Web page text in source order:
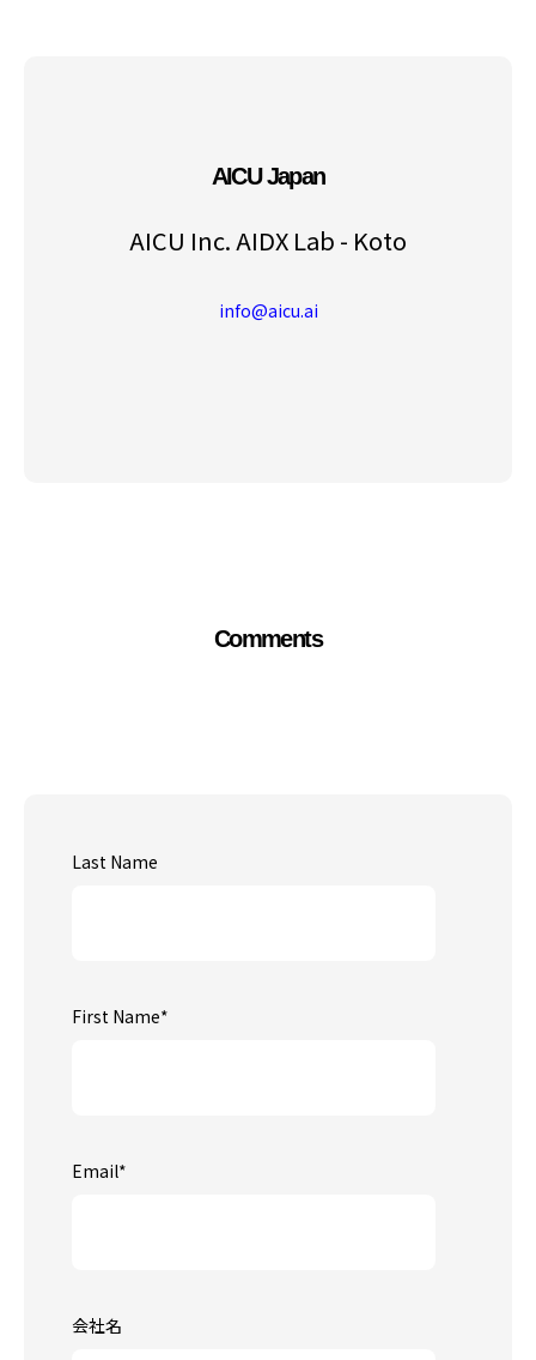
AICU Japan
AICU Inc. AIDX Lab - Koto
info@aicu.ai
Comments
Last Name
First Name*
Email*
会社名